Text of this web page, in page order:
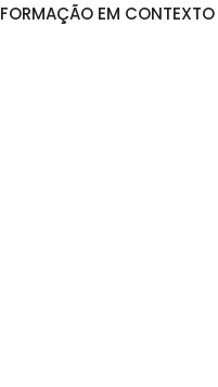
EM CONTEXTO